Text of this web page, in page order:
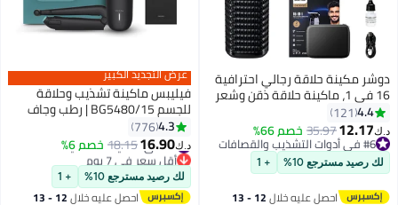
دوشر مكينة حلاقة رجالي احترافية
16 في 1، ماكينة حلاقة ذقن وشعر
للجسم والأنف مع حقيبة تخزين
وأمشاط توجيه
4.4
121
د.ك‏12.17
35.97خصم 66%
#6 في أدوات التشذيب والقصافات
#6 في أدوات التشذيب والقصافات
لك رصيد مسترجع 10% + 1
احصل عليه خلال 12 - 13
عرض التجديد الكبير
فيليبس ماكينة تشذيب وحلاقة
للجسم BG5480/15 | رطب وجاف
100% | حلاقة ناعمة وقريبة | ملحق
ظهر قابل للطي للمناطق الصعبة |
لاسلكيًا
4.3
776
د.ك‏16.90
18.15خصم 6% #2 في العناية الشخصية
أقل سعر في 7 يوم
#2 في العناية الشخصية
لك رصيد مسترجع 10% + 1
احصل عليه خلال 12 - 13